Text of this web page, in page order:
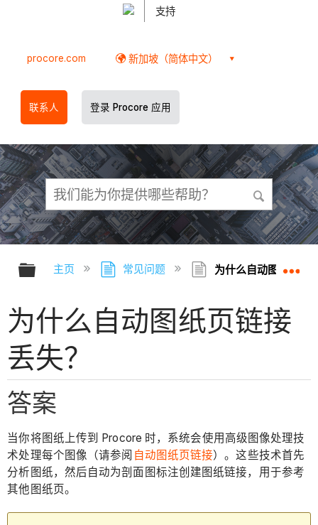
支持
procore.com 新加坡（简体中文）
联系人 登录 Procore 应用
扩展/隐缩全局层次
主页 常见问题 为什么自动图纸页链
为什么自动图纸页链接
丢失？
答案
当你将图纸上传到 Procore 时，系统会使用高级图像处理技
术处理每个图像（请参阅 自动图纸页链接）。这些技术首先
分析图纸，然后自动为剖面图标注创建图纸链接，用于参考
其他图纸页。